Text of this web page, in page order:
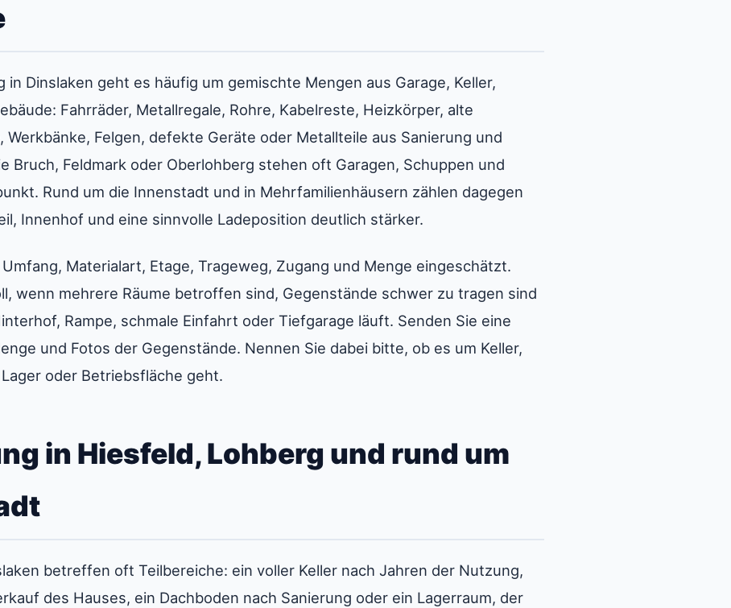
in Dinslaken geht es häufig um gemischte Mengen aus Garage, Keller,
Fahrräder, Metallregale, Rohre, Kabelreste, Heizkörper, alte
Felgen, defekte Geräte oder Metallteile aus Sanierung und
Bruch, Feldmark oder Oberlohberg stehen oft Garagen, Schuppen und
Rund um die Innenstadt und in Mehrfamilienhäusern zählen dagegen
Innenhof und eine sinnvolle Ladeposition deutlich stärker.
Materialart, Etage, Trageweg, Zugang und Menge eingeschätzt.
wenn mehrere Räume betroffen sind, Gegenstände schwer zu tragen sind
Rampe, schmale Einfahrt oder Tiefgarage läuft. Senden Sie eine
und Fotos der Gegenstände. Nennen Sie dabei bitte, ob es um Keller,
oder Betriebsfläche geht.
in Hiesfeld, Lohberg und rund um
betreffen oft Teilbereiche: ein voller Keller nach Jahren der Nutzung,
des Hauses, ein Dachboden nach Sanierung oder ein Lagerraum, der